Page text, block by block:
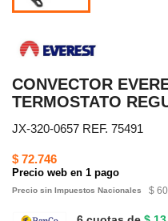
CONVECTOR
TERMOSTATO
JX-320-0657 REF. 75491
$ 72.746
Precio web en 1 pago
Precio sin Impuestos Nacionales $